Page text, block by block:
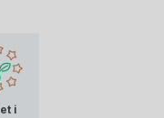
Elastan. Polyamid er
Denne
kos.
i